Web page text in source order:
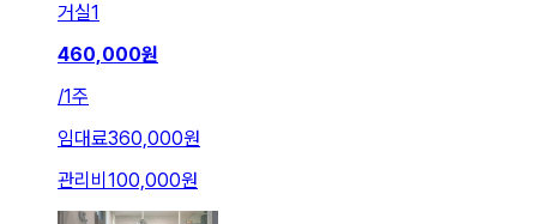
거실1
460,000원
/1주
임대료360,000원
관리비 100,000원